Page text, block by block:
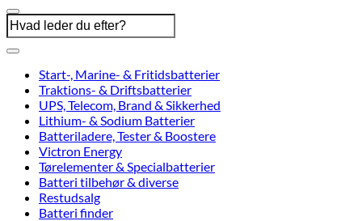
Start-, Marine- & Fritidsbatterier
Traktions- & Driftsbatterier
UPS, Telecom, Brand & Sikkerhed
Lithium- & Sodium Batterier
Batteriladere, Tester & Boostere
Victron Energy
Tørelementer & Specialbatterier
Batteri tilbehør & diverse
Restudsalg
Batteri finder